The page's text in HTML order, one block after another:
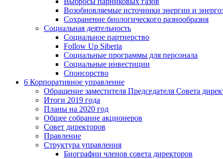
Возобновляемые источники энергии и
Сохранение биологического разнообразия
Социальная деятельность
Социальное партнерство
Follow Up Siberia
Социальные программы для персонала
Социальные инвестиции
Спонсорство
6 Корпоративное управление
Обращение заместителя Председателя Совета
Итоги 2019 года
Планы на 2020 год
Общее собрание акционеров
Совет директоров
Правление
Структура управления
Биографии членов совета директоров